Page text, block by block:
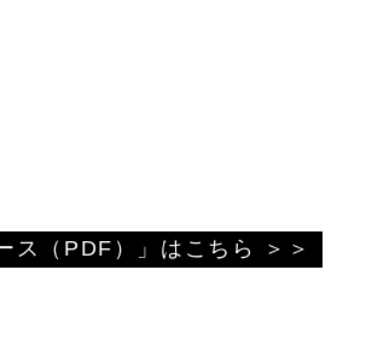
ス（PDF）」はこちら ＞＞